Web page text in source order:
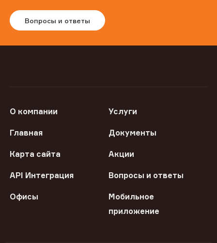
Вопросы и ответы
О компании Услуги
Главная Документы
Карта сайта Акции
API Интеграция Вопросы и ответы
Офисы
Мобильное
приложение